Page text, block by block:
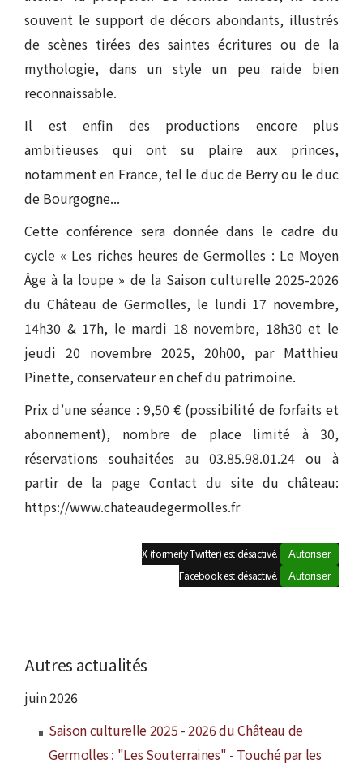
souvent le support de décors abondants, illustrés
de scènes tirées des saintes écritures ou de la
mythologie, dans un style un peu raide bien
reconnaissable.
Il est enfin des productions encore plus
ambitieuses qui ont su plaire aux princes,
notamment en France, tel le duc de Berry ou le duc
de Bourgogne...
Cette conférence sera donnée dans le cadre du
cycle « Les riches heures de Germolles : Le Moyen
Âge à la loupe » de la Saison culturelle 2025-2026
du Château de Germolles, le lundi 17 novembre,
14h30 & 17h, le mardi 18 novembre, 18h30 et le
jeudi 20 novembre 2025, 20h00, par Matthieu
Pinette, conservateur en chef du patrimoine.
Prix d’une séance : 9,50 € (possibilité de forfaits et
abonnement), nombre de place limité à 30,
réservations souhaitées au 03.85.98.01.24 ou à
partir de la page Contact du site du château:
https://www.chateaudegermolles.fr
X (formerly Twitter) est désactivé. Autoriser
Facebook est désactivé. Autoriser
Autres actualités
juin 2026
Saison culturelle 2025 - 2026 du Château de
Germolles : "Les Souterraines" - Touché par les